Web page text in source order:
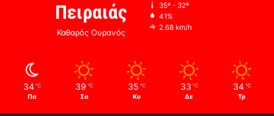
Πειραιάς
Καθαρός Ουρανός
35º - 32º
41%
2.68 km/h
34 ℃
Πα
39 ℃
Σα
35 ℃
Κυ
33 ℃
Δε
34 ℃
Τρ